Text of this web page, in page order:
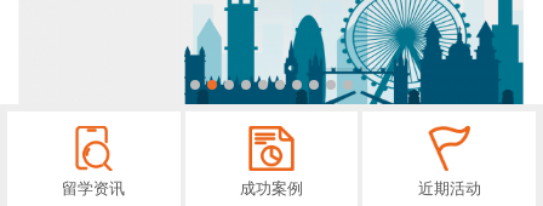
留学资讯 成功案例 近期活动